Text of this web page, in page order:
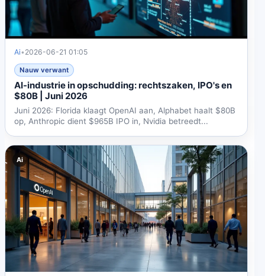
Ai• 2026-06-21 01:05
Nauw verwant
AI-industrie in opschudding: rechtszaken, IPO's en
$80B | Juni 2026
Juni 2026: Florida klaagt OpenAI aan, Alphabet haalt $80B
op, Anthropic dient $965B IPO in, Nvidia betreedt...
Ai